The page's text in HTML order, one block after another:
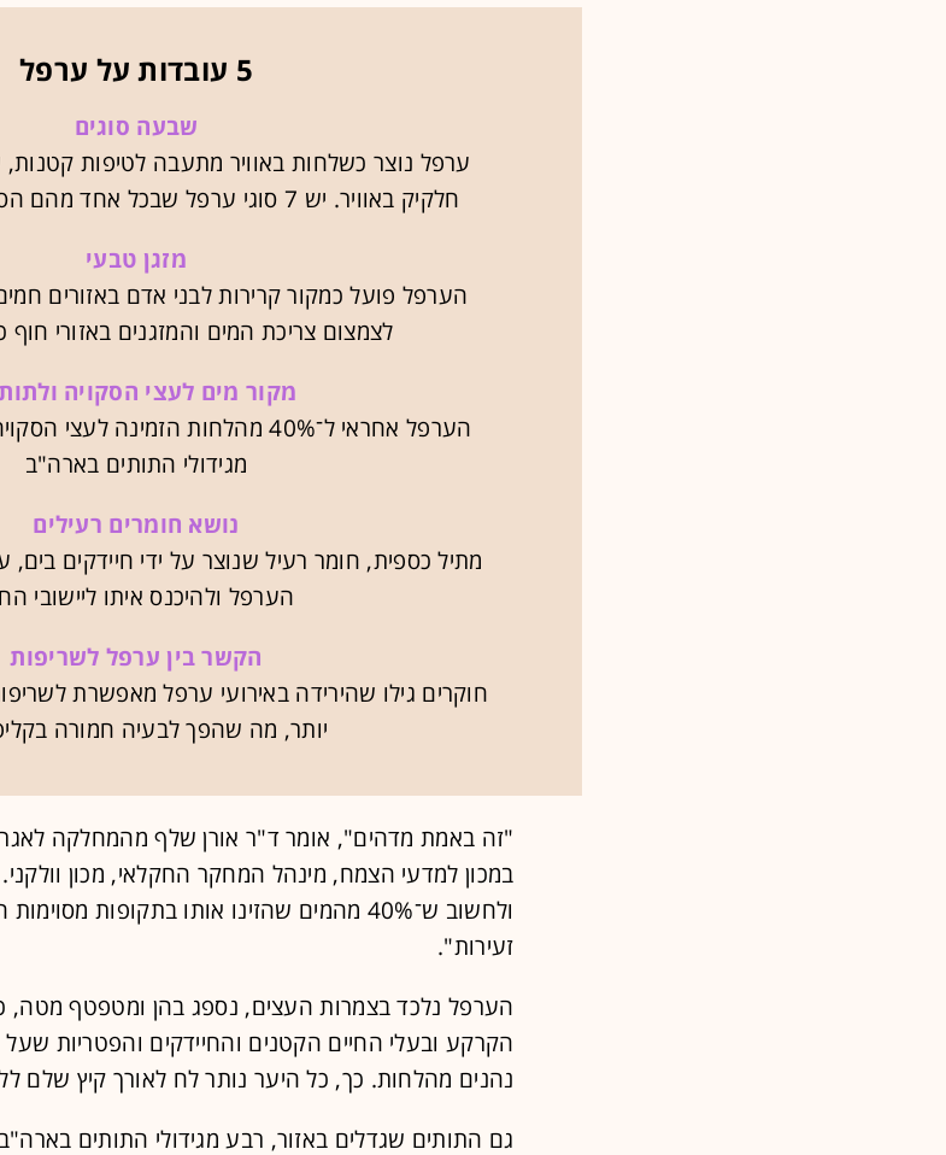
5 עובדות על ערפל
שבעה סוגים
ערפל נוצר כשלחות באוויר מתעבה לטיפות
חלקיק באוויר. יש 7 סוגי ערפל שבכל אחד מהם הסיבה להתעבות שונה
מזגן טבעי
הערפל פועל כמקור קרירות לבני אדם באזורים
לצמצום צריכת המים והמזגנים באזורי חוף
מקור מים לעצי הסקויה
הערפל אחראי ל־40% מהלחות הזמינה
מגידולי התותים בארה"ב
נושא חומרים רעילים
מתיל כספית, חומר רעיל שנוצר על ידי חיידקים
הערפל ולהיכנס איתו ליישובי
הקשר בין ערפל לשריפות
חוקרים גילו שהירידה באירועי ערפל מאפשרת
יותר, מה שהפך לבעיה חמורה
"זה באמת מדהים", אומר ד"ר אורן שלף מהמחלקה
במכון למדעי הצמח, מינהל המחקר החקלאי, מכון
ולחשוב ש־40% מהמים שהזינו אותו בתקופות
זעירות".
הערפל נלכד בצמרות העצים, נספג בהן ומטפטף מטה,
הקרקע ובעלי החיים הקטנים והחיידקים והפטריות
נהנים מהלחות. כך, כל היער נותר לח לאורך קיץ שלם
גם התותים שגדלים באזור, רבע מגידולי התותים